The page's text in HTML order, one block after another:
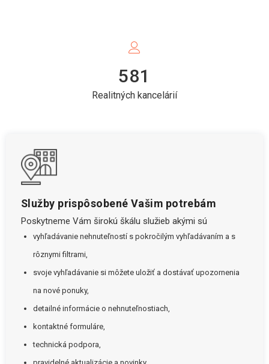
581
Realitných kancelárií
Služby prispôsobené Vašim potrebám
Poskytneme Vám širokú škálu služieb akými sú
vyhľadávanie nehnuteľností s pokročilým vyhľadávaním a s
rôznymi filtrami,
svoje vyhľadávanie si môžete uložiť a dostávať upozornenia
na nové ponuky,
detailné informácie o nehnuteľnostiach,
kontaktné formuláre,
technická podpora,